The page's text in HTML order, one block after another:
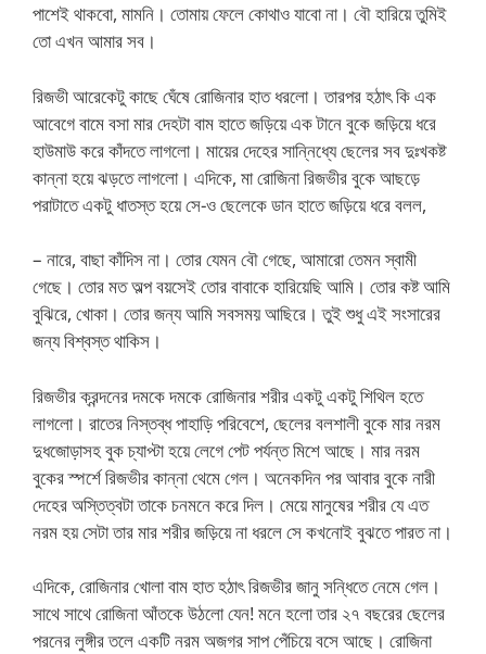
পাশেই থাকবো, মামনি। তোমায় ফেলে কোথাও যাবো না। বৌ হারিয়ে তুমিই
তো এখন আমার সব।
রিজভী আরেকেটু কাছে ঘেঁষে রোজিনার হাত ধরলো। তারপর হঠাৎ কি এক
আবেগে বামে বসা মার দেহটা বাম হাতে জড়িয়ে এক টানে বুকে জড়িয়ে ধরে
হাউমাউ করে কাঁদতে লাগলো। মায়ের দেহের সান্নিধ্যে ছেলের সব দুঃখকষ্ট
কান্না হয়ে ঝড়তে লাগলো। এদিকে, মা রোজিনা রিজভীর বুকে আছড়ে
পরাটাতে একটু ধাতস্ত হয়ে সে-ও ছেলেকে ডান হাতে জড়িয়ে ধরে বলল,
– নারে, বাছা কাঁদিস না। তোর যেমন বৌ গেছে, আমারো তেমন স্বামী
গেছে। তোর মত অল্প বয়সেই তোর বাবাকে হারিয়েছি আমি। তোর কষ্ট আমি
বুঝিরে, খোকা। তোর জন্য আমি সবসময় আছিরে। তুই শুধু এই সংসারের
জন্য বিশ্বস্ত থাকিস।
রিজভীর ক্রন্দনের দমকে দমকে রোজিনার শরীর একটু একটু শিথিল হতে
লাগলো। রাতের নিস্তব্ধ পাহাড়ি পরিবেশে, ছেলের বলশালী বুকে মার নরম
দুধজোড়াসহ বুক চ্যাপ্টা হয়ে লেগে পেট পর্যন্ত মিশে আছে। মার নরম
বুকের স্পর্শে রিজভীর কান্না থেমে গেল। অনেকদিন পর আবার বুকে নারী
দেহের অস্তিত্বটা তাকে চনমনে করে দিল। মেয়ে মানুষের শরীর যে এত
নরম হয় সেটা তার মার শরীর জড়িয়ে না ধরলে সে কখনোই বুঝতে পারত না।
এদিকে, রোজিনার খোলা বাম হাত হঠাৎ রিজভীর জানু সন্ধিতে নেমে গেল।
সাথে সাথে রোজিনা আঁতকে উঠলো যেন! মনে হলো তার ২৭ বছরের ছেলের
পরনের লুঙ্গীর তলে একটি নরম অজগর সাপ পেঁচিয়ে বসে আছে। রোজিনা